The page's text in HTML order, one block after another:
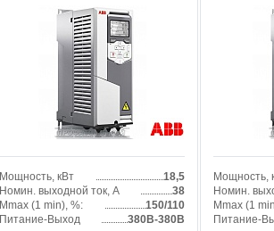
Мощность, кВт
18,5
Номин. выходной ток, А
38
Mmax (1 min), %:
150/110
Питание-Выход
380В-380В
Мощность,
Номин.
Mmax (1
Питание-